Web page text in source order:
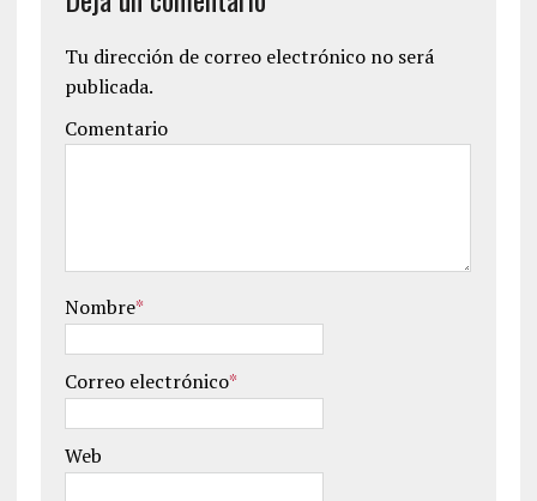
Tu dirección de correo electrónico no será
publicada.
Comentario
Nombre*
Correo electrónico*
Web